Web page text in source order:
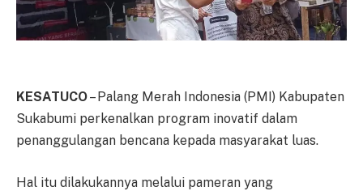
KESATUCO– Palang Merah Indonesia (PMI) Kabupaten
Sukabumi perkenalkan program inovatif dalam
penanggulangan bencana kepada masyarakat luas.
Hal itu dilakukannya melalui pameran yang